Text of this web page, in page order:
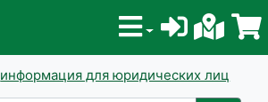
информация для юридических лиц